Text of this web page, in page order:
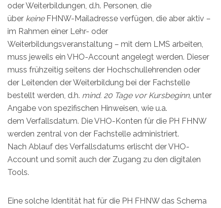
oder Weiterbildungen, d.h. Personen, die
über keineFHNW-Mailadresse verfügen, die aber aktiv –
im Rahmen einer Lehr- oder
Weiterbildungsveranstaltung – mit dem LMS arbeiten,
muss jeweils ein VHO-Account angelegt werden. Dieser
muss frühzeitig seitens der Hochschullehrenden oder
der Leitenden der Weiterbildung bei der Fachstelle
bestellt werden, d.h. mind. 20 Tage vor Kursbeginn, unter
Angabe von spezifischen Hinweisen, wie u.a.
dem Verfallsdatum. Die VHO-Konten für die PH FHNW
werden zentral von der Fachstelle administriert.
Nach Ablauf des Verfallsdatums erlischt der VHO-
Account und somit auch der Zugang zu den digitalen
Tools.
Eine solche Identität hat für die PH FHNW das Schema